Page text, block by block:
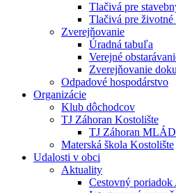
Tlačivá pre
Tlačivá pre životné
Zverejňovanie
Úradná tabuľa
Verejné
Zverejňovanie
Odpadové hospodárstvo
Organizácie
Klub dôchodcov
TJ Záhoran Kostolište
TJ Záhoran
Materská škola Kostolište
Udalosti v obci
Aktuality
Cestovný